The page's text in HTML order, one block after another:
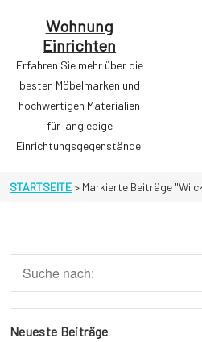
Wohnung
Einrichten
Erfahren Sie mehr über die
besten Möbelmarken und
hochwertigen Materialien
für langlebige
Einrichtungsgegenstände.
STARTSEITE> Markierte Beiträge
Neueste Beiträge